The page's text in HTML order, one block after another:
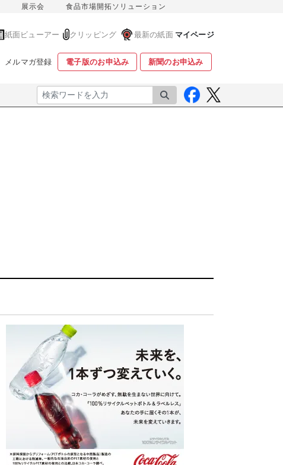
展示会 食品市場開拓ソリューション
紙面ビューアー クリッピング 最新の紙面 マイページ
メルマガ登録 電子版のお申込み 新聞のお申込み
検索